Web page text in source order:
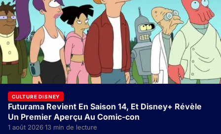
CULTURE DISNEY
Futurama Revient En Saison 14, Et Disney+ Révèle
Un Premier Aperçu Au Comic-con
1 août 2026·13 min de lecture